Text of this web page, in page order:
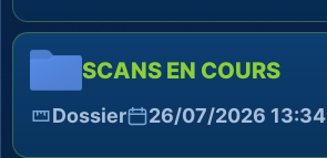
SCANS EN COURS
Dossier 26/07/2026 13:34